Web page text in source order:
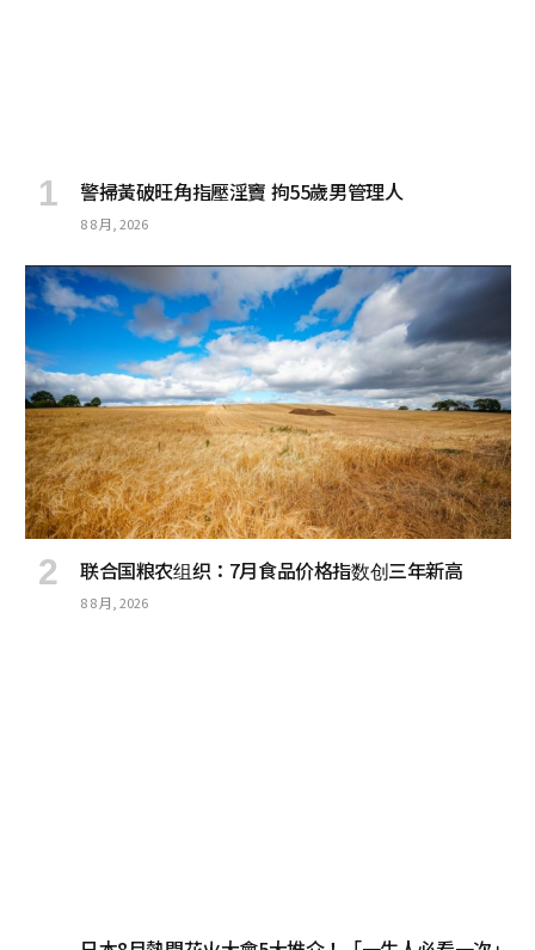
警掃黃破旺角指壓淫竇 拘55歲男管理人
8 8 月, 2026
联合国粮农组织：7月食品价格指数创三年新高
8 8 月, 2026